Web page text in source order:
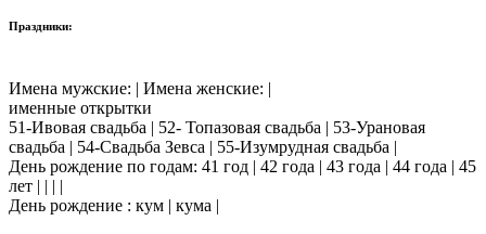
Праздники:
Имена мужские: | Имена женские: |
именные открытки
51-Ивовая свадьба | 52- Топазовая свадьба | 53-Урановая
свадьба | 54-Свадьба Зевса | 55-Изумрудная свадьба |
День рождение по годам: 41 год | 42 года | 43 года | 44 года | 45
лет | | | |
День рождение : кум | кума |